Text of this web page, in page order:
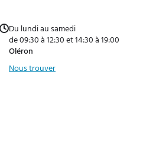
Du lundi au samedi
de 09:30 à 12:30 et 14:30 à 19:00
Oléron
Nous trouver